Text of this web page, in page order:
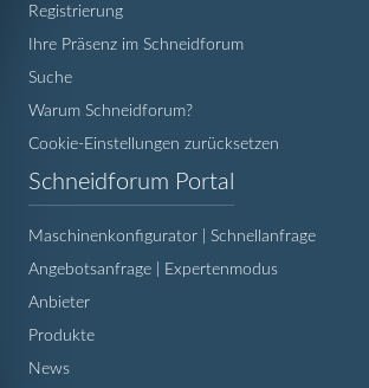
Registrierung
Ihre Präsenz im Schneidforum
Suche
Warum Schneidforum?
Cookie-Einstellungen zurücksetzen
Schneidforum Portal
Maschinenkonfigurator | Schnellanfrage
Angebotsanfrage | Expertenmodus
Anbieter
Produkte
News